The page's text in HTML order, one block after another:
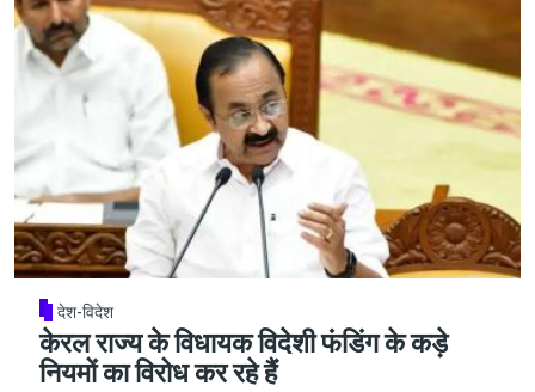
देश-विदेश
केरल राज्य के विधायक विदेशी फंडिंग के कड़े
नियमों का विरोध कर रहे हैं